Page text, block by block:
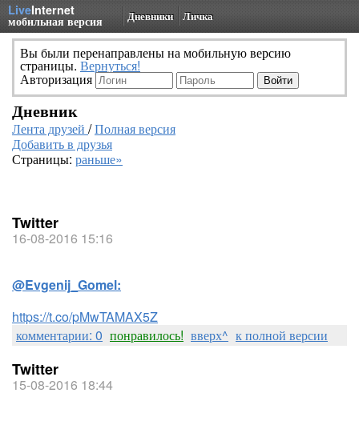
LiveInternet
мобильная версия Дневники Личка
Вы были перенаправлены на мобильную версию
страницы. Вернуться!
Авторизация
Дневник
Лента друзей /Полная версия
Добавить в друзья
Страницы: раньше»
Twitter
16-08-2016 15:16
@Evgenij_Gomel:
https://t.co/pMwTAMAX5Z
комментарии: 0 понравилось! вверх^ к полной версии
Twitter
15-08-2016 18:44